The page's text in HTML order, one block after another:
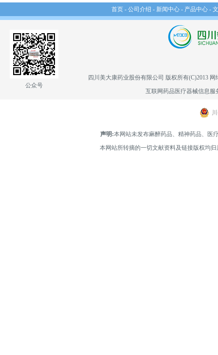
首页- 公司介绍 -新闻中心- 产品中心-
四川美大康药业股份有限公司 版权所有(C)2013 网
互联网药品医疗器械信息服
声明:本网站未发布麻醉药品、精神药品、医
本网站所转摘的一切文献资料及链接版权均归
公众号